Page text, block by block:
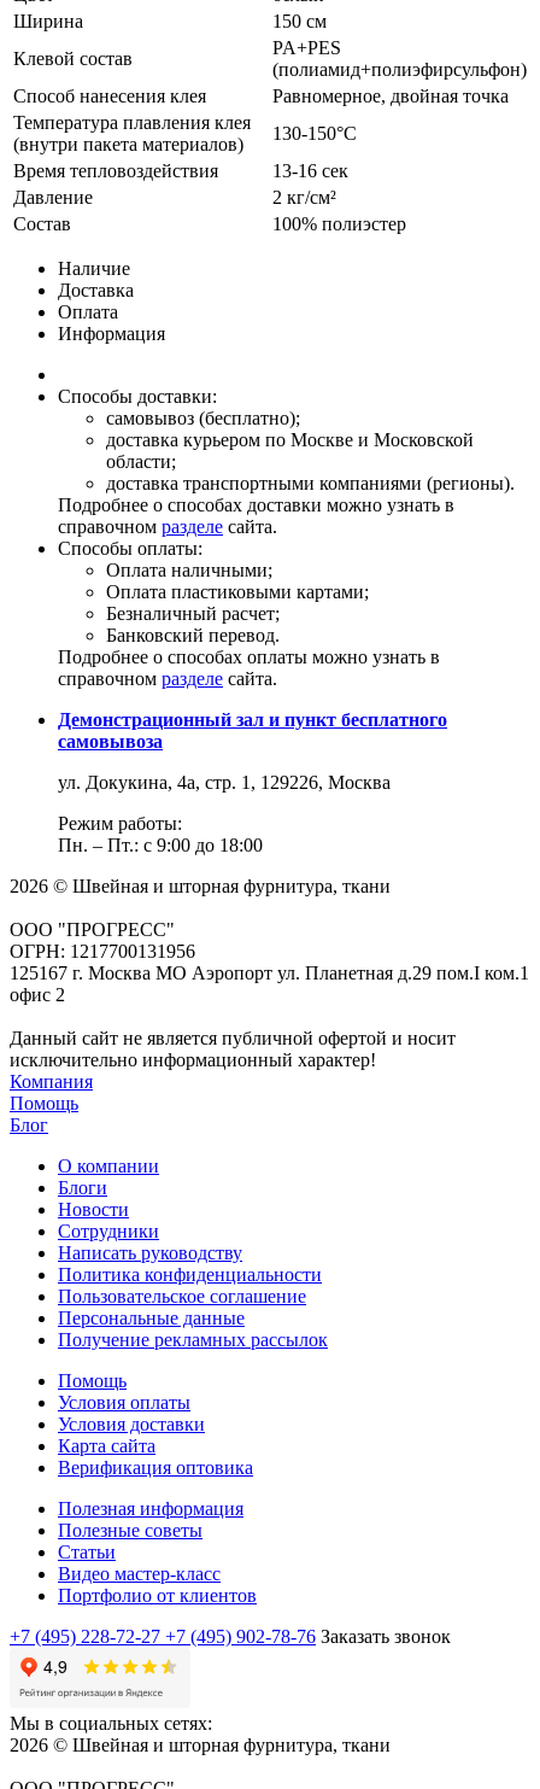
Ширина
150 см
Клевой состав
PA+PES
(полиамид+полиэфирсульфон)
Способ нанесения клея
Равномерное, двойная точка
Температура плавления клея
(внутри пакета материалов)
130-150°С
Время тепловоздействия
13-16 сек
Давление
2 кг/см²
Состав
100% полиэстер
Наличие
Доставка
Оплата
Информация
Способы доставки:
самовывоз (бесплатно);
доставка курьером по Москве и Московской
области;
доставка транспортными компаниями (регионы).
Подробнее о способах доставки можно узнать в
справочном разделе сайта.
Способы оплаты:
Оплата наличными;
Оплата пластиковыми картами;
Безналичный расчет;
Банковский перевод.
Подробнее о способах оплаты можно узнать в
справочном разделе сайта.
Демонстрационный зал и пункт бесплатного
самовывоза
ул. Докукина, 4а, стр. 1, 129226, Москва
Режим работы:
Пн. – Пт.: с 9:00 до 18:00
2026 © Швейная и шторная фурнитура, ткани
ООО "ПРОГРЕСС"
ОГРН: 1217700131956
125167 г. Москва МО Аэропорт ул. Планетная д.29 пом.I ком.1
офис 2
Данный сайт не является публичной офертой и носит
исключительно информационный характер!
Компания
Помощь
Блог
О компании
Блоги
Новости
Сотрудники
Написать руководству
Политика конфиденциальности
Пользовательское соглашение
Персональные данные
Получение рекламных рассылок
Помощь
Условия оплаты
Условия доставки
Карта сайта
Верификация оптовика
Полезная информация
Полезные советы
Статьи
Видео мастер-класс
Портфолио от клиентов
+7 (495) 228-72-27 +7 (495) 902-78-76 Заказать звонок
Мы в социальных сетях:
2026 © Швейная и шторная фурнитура, ткани